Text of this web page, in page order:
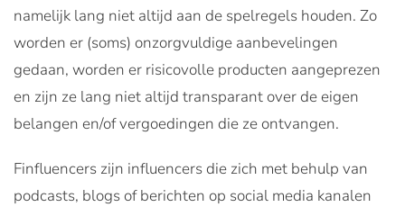
namelijk lang niet altijd aan de spelregels houden. Zo
worden er (soms) onzorgvuldige aanbevelingen
gedaan, worden er risicovolle producten aangeprezen
en zijn ze lang niet altijd transparant over de eigen
belangen en/of vergoedingen die ze ontvangen.
Finfluencers zijn influencers die zich met behulp van
podcasts, blogs of berichten op social media kanalen